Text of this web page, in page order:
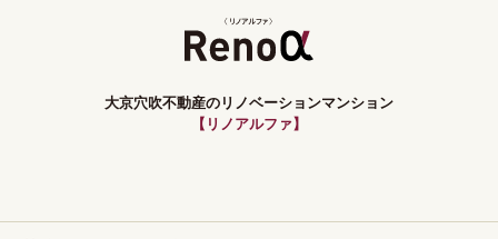
大京穴吹不動産のリノベーションマンション
【リノアルファ】